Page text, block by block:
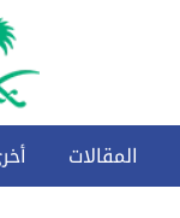
المقالات